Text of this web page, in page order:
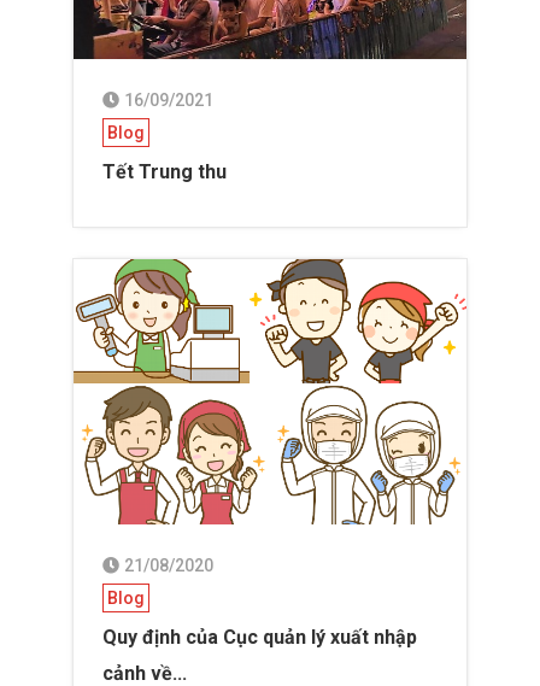
16/09/2021
Blog
Tết Trung thu
21/08/2020
Blog
Quy định của Cục quản lý xuất nhập
cảnh về...